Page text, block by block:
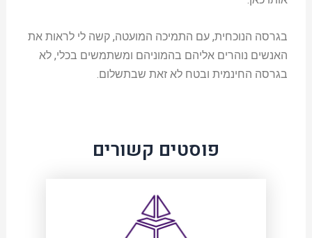
בגרסה הנוכחית, עם התמיכה המועטה, קשה לי לראות את
האנשים נוהרים אליהם בהמוניהם ומשתמשים בכלי, לא
בגרסה החינמית ובטח לא זאת שבתשלום.
פוסטים קשורים